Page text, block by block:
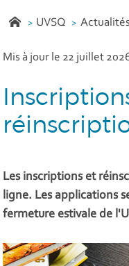
UVSQ
Mis à jour le 22 juillet
Les inscriptions et
ligne. Les applications
fermeture estivale de